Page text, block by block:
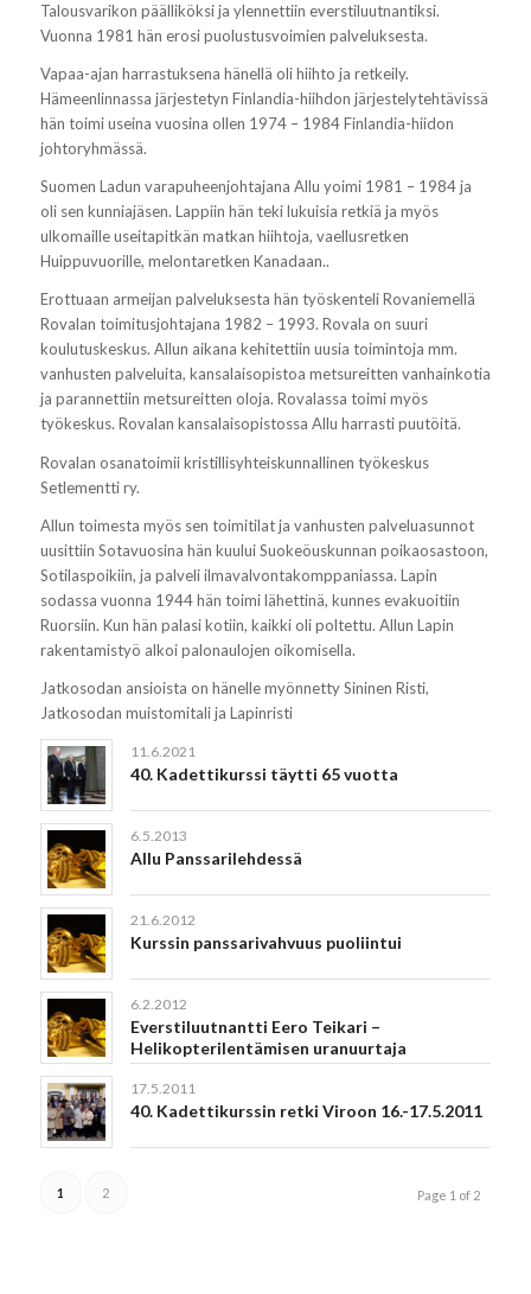
Talousvarikon päälliköksi ja ylennettiin everstiluutnantiksi.
Vuonna 1981 hän erosi puolustusvoimien palveluksesta.
Vapaa-ajan harrastuksena hänellä oli hiihto ja retkeily.
Hämeenlinnassa järjestetyn Finlandia-hiihdon järjestelytehtävissä
hän toimi useina vuosina ollen 1974 – 1984 Finlandia-hiidon
johtoryhmässä.
Suomen Ladun varapuheenjohtajana Allu yoimi 1981 – 1984 ja
oli sen kunniajäsen. Lappiin hän teki lukuisia retkiä ja myös
ulkomaille useitapitkän matkan hiihtoja, vaellusretken
Huippuvuorille, melontaretken Kanadaan..
Erottuaan armeijan palveluksesta hän työskenteli Rovaniemellä
Rovalan toimitusjohtajana 1982 – 1993. Rovala on suuri
koulutuskeskus. Allun aikana kehitettiin uusia toimintoja mm.
vanhusten palveluita, kansalaisopistoa metsureitten vanhainkotia
ja parannettiin metsureitten oloja. Rovalassa toimi myös
työkeskus. Rovalan kansalaisopistossa Allu harrasti puutöitä.
Rovalan osanatoimii kristillisyhteiskunnallinen työkeskus
Setlementti ry.
Allun toimesta myös sen toimitilat ja vanhusten palveluasunnot
uusittiin Sotavuosina hän kuului Suokeöuskunnan poikaosastoon,
Sotilaspoikiin, ja palveli ilmavalvontakomppaniassa. Lapin
sodassa vuonna 1944 hän toimi lähettinä, kunnes evakuoitiin
Ruorsiin. Kun hän palasi kotiin, kaikki oli poltettu. Allun Lapin
rakentamistyö alkoi palonaulojen oikomisella.
Jatkosodan ansioista on hänelle myönnetty Sininen Risti,
Jatkosodan muistomitali ja Lapinristi
11.6.2021
40. Kadettikurssi täytti 65 vuotta
6.5.2013
Allu Panssarilehdessä
21.6.2012
Kurssin panssarivahvuus puoliintui
6.2.2012
Everstiluutnantti Eero Teikari –
Helikopterilentämisen uranuurtaja
17.5.2011
40. Kadettikurssin retki Viroon 16.-17.5.2011
Page 1 of 2
1 2